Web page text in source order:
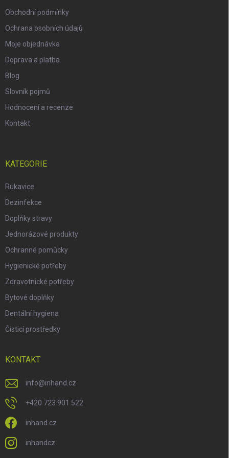
Obchodní podmínky
Ochrana osobních údajů
Moje objednávka
Doprava a platba
Blog
Slovník pojmů
Hodnocení a recenze
Kontakt
KATEGORIE
Rukavice
Dezinfekce
Doplňky stravy
Jednorázové produkty
Ochranné pomůcky
Hygienické potřeby
Zdravotnické potřeby
Bytové doplňky
Dentální hygiena
Čisticí prostředky
KONTAKT
info@inhand.cz
+420 723 901 522
inhand.cz
inhandcz